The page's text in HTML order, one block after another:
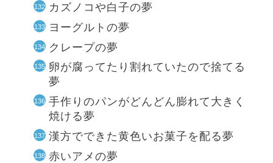
カズノコや白子の夢
ヨーグルトの夢
クレープの夢
卵が腐ってたり割れていたので捨てる
夢
手作りのパンがどんどん膨れて大きく
焼ける夢
漢方でできた黄色いお菓子を配る夢
赤いアメの夢